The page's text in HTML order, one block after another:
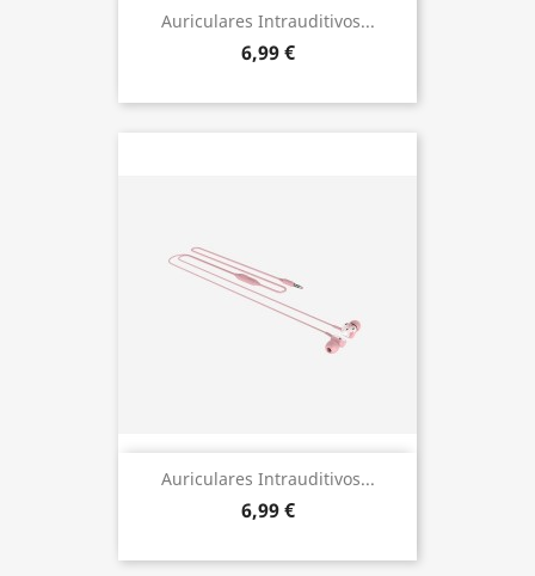
Auriculares Intrauditivos...
6,99 €
Auriculares Intrauditivos...
6,99 €